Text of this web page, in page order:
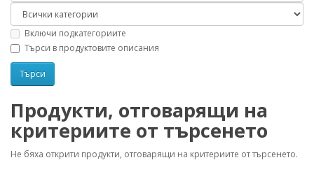
Включи подкатегориите
Търси в продуктовите описания
Продукти, отговарящи на
критериите от търсенето
Не бяха открити продукти, отговарящи на критериите от търсенето.